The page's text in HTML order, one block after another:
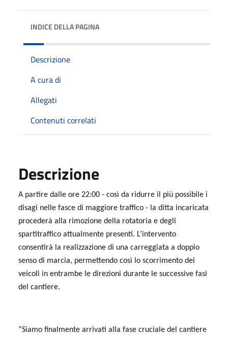
INDICE DELLA PAGINA
Descrizione
A cura di
Allegati
Contenuti correlati
Descrizione
A partire dalle ore 22:00 - così da ridurre il più possibile i
disagi nelle fasce di maggiore traffico - la ditta incaricata
procederà alla rimozione della rotatoria e degli
spartitraffico attualmente presenti. L’intervento
consentirà la realizzazione di una carreggiata a doppio
senso di marcia, permettendo così lo scorrimento dei
veicoli in entrambe le direzioni durante le successive fasi
del cantiere.
“Siamo finalmente arrivati alla fase cruciale del cantiere